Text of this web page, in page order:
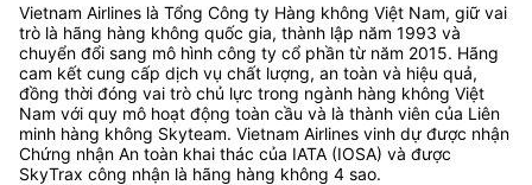
Vietnam Airlines là Tổng Công ty Hàng không Việt Nam, giữ vai
trò là hãng hàng không quốc gia, thành lập năm 1993 và
chuyển đổi sang mô hình công ty cổ phần từ năm 2015. Hãng
cam kết cung cấp dịch vụ chất lượng, an toàn và hiệu quả,
đồng thời đóng vai trò chủ lực trong ngành hàng không Việt
Nam với quy mô hoạt động toàn cầu và là thành viên của Liên
minh hàng không Skyteam. Vietnam Airlines vinh dự được nhận
Chứng nhận An toàn khai thác của IATA (IOSA) và được
SkyTrax công nhận là hãng hàng không 4 sao.